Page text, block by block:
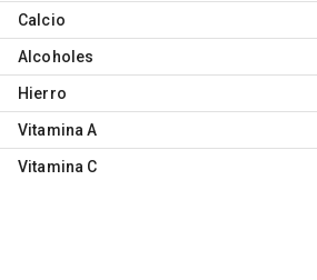
Calcio
Alcoholes
Hierro
Vitamina A
Vitamina C